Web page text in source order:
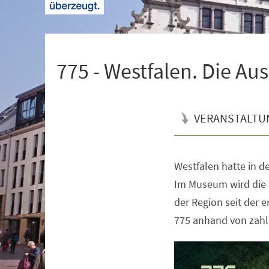
775 - Westfalen. Die
Westfalen hatte in
Im Museum wird
der Region seit der
775 anhand von